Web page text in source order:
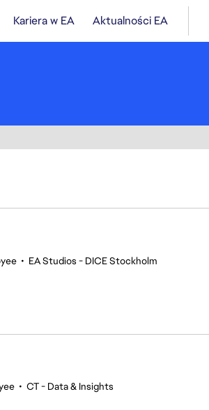
Kariera w EA Aktualności EA
• EA Studios - DICE Stockholm
• CT - Data & Insights